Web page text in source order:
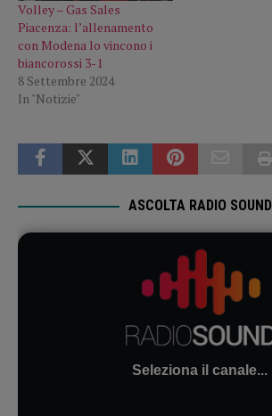
Volley – Gas Sales
Piacenza: l’allenamento
con Modena lo vincono i
biancorossi 3-1
8 Settembre 2024
In "Notizie"
ASCOLTA RADIO SOUND
Seleziona il canale...